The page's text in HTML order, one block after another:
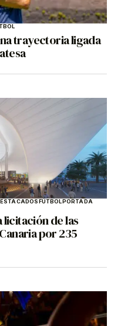
trayectoria ligada
FÚTBOLPORTADA
licitación de las
por 235